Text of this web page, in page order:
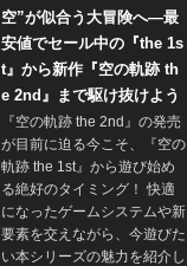
空”が似合う大冒険へ―最
安値でセール中の『the 1s
t』から新作『空の軌跡 th
e 2nd』まで駆け抜けよう
『空の軌跡 the 2nd』の発売
が目前に迫る今こそ、『空の
軌跡 the 1st』から遊び始め
る絶好のタイミング！ 快適
になったゲームシステムや新
要素を交えながら、今遊びた
い本シリーズの魅力を紹介し